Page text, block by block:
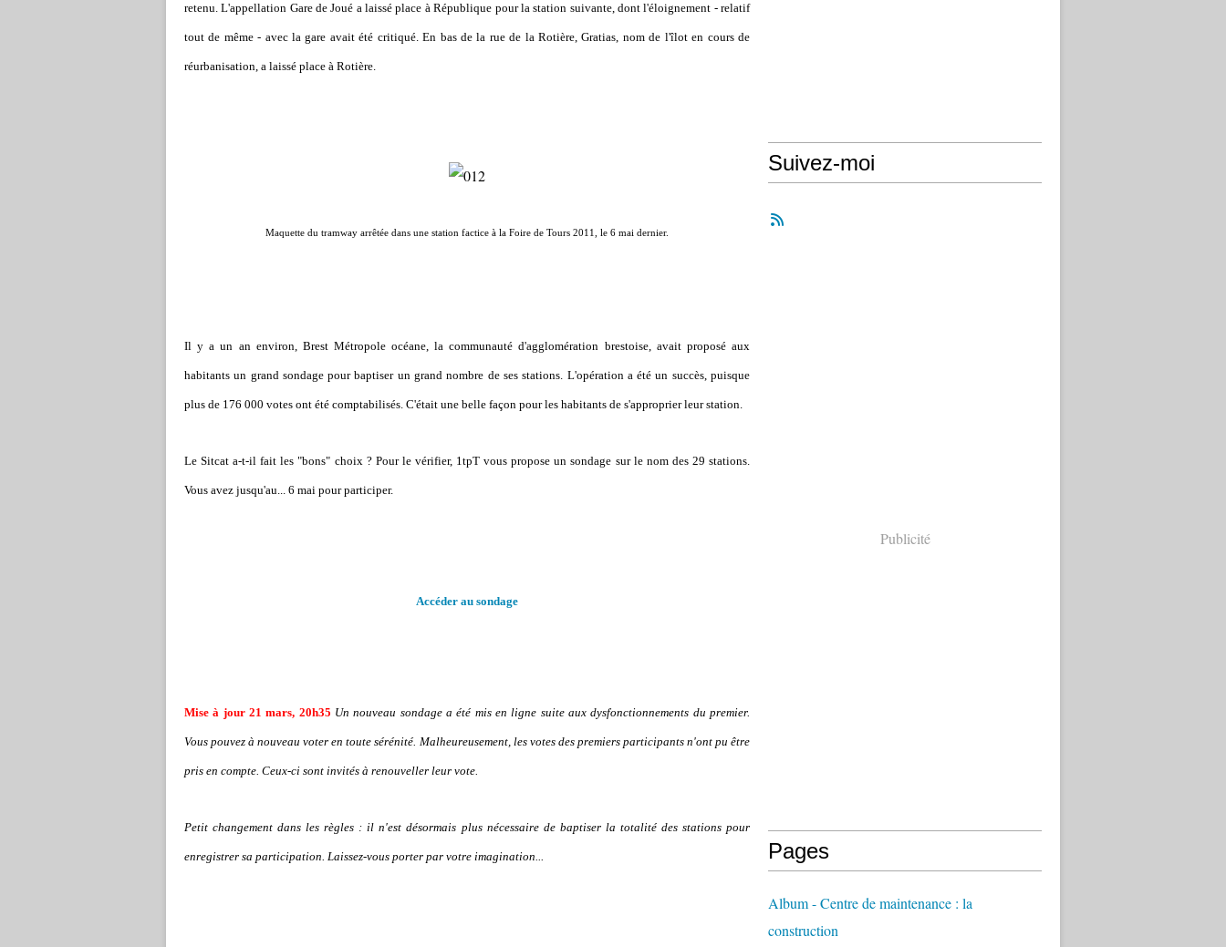
retenu. L'appellation Gare de Joué a laissé place à République pour la station suivante, dont l'éloignement - relatif
tout de même - avec la gare avait été critiqué. En bas de la rue de la Rotière, Gratias, nom de l'îlot en cours de
réurbanisation, a laissé place à Rotière.
Maquette du tramway arrêtée dans une station factice à la Foire de Tours 2011, le 6 mai dernier.
Il y a un an environ, Brest Métropole océane, la communauté d'agglomération brestoise, avait proposé aux
habitants un grand sondage pour baptiser un grand nombre de ses stations. L'opération a été un succès, puisque
plus de 176 000 votes ont été comptabilisés. C'était une belle façon pour les habitants de s'approprier leur station.
Le Sitcat a-t-il fait les "bons" choix ? Pour le vérifier, 1tpT vous propose un sondage sur le nom des 29 stations.
Vous avez jusqu'au... 6 mai pour participer.
Accéder au sondage
Mise à jour 21 mars, 20h35 Un nouveau sondage a été mis en ligne suite aux dysfonctionnements du premier.
Vous pouvez à nouveau voter en toute sérénité. Malheureusement, les votes des premiers participants n'ont pu être
pris en compte. Ceux-ci sont invités à renouveller leur vote.
Petit changement dans les règles : il n'est désormais plus nécessaire de baptiser la totalité des stations pour
enregistrer sa participation. Laissez-vous porter par votre imagination...
Suivez-moi
Publicité
Pages
Album - Centre de maintenance : la
construction